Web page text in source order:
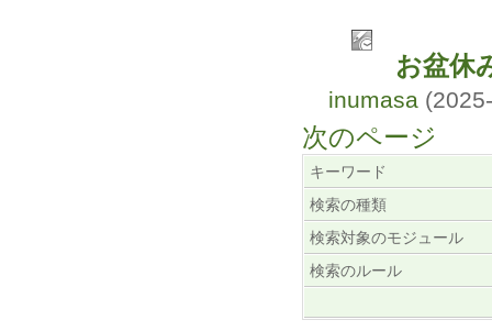
お盆休
inumasa
次のページ
キーワード
検索の種類
検索対象のモジュール
検索のルール